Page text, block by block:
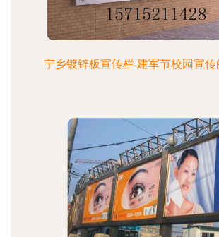
宁乡镀锌板宣传栏 建军节校园宣